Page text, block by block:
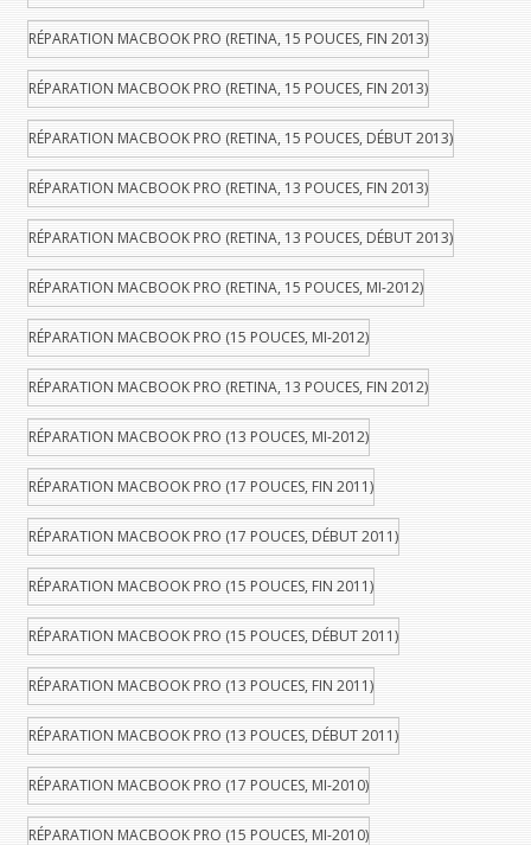
RÉPARATION MACBOOK PRO (RETINA, 15 POUCES, FIN 2013)
RÉPARATION MACBOOK PRO (RETINA, 15 POUCES, FIN 2013)
RÉPARATION MACBOOK PRO (RETINA, 15 POUCES, DÉBUT 2013)
RÉPARATION MACBOOK PRO (RETINA, 13 POUCES, FIN 2013)
RÉPARATION MACBOOK PRO (RETINA, 13 POUCES, DÉBUT 2013)
RÉPARATION MACBOOK PRO (RETINA, 15 POUCES, MI-2012)
RÉPARATION MACBOOK PRO (15 POUCES, MI-2012)
RÉPARATION MACBOOK PRO (RETINA, 13 POUCES, FIN 2012)
RÉPARATION MACBOOK PRO (13 POUCES, MI-2012)
RÉPARATION MACBOOK PRO (17 POUCES, FIN 2011)
RÉPARATION MACBOOK PRO (17 POUCES, DÉBUT 2011)
RÉPARATION MACBOOK PRO (15 POUCES, FIN 2011)
RÉPARATION MACBOOK PRO (15 POUCES, DÉBUT 2011)
RÉPARATION MACBOOK PRO (13 POUCES, FIN 2011)
RÉPARATION MACBOOK PRO (13 POUCES, DÉBUT 2011)
RÉPARATION MACBOOK PRO (17 POUCES, MI-2010)
RÉPARATION MACBOOK PRO (15 POUCES, MI-2010)